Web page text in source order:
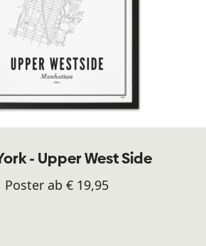
- Upper West Side
Poster ab € 19,95